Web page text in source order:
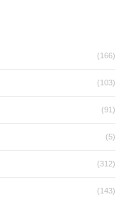
(166)
(103)
(91)
(5)
(312)
(143)